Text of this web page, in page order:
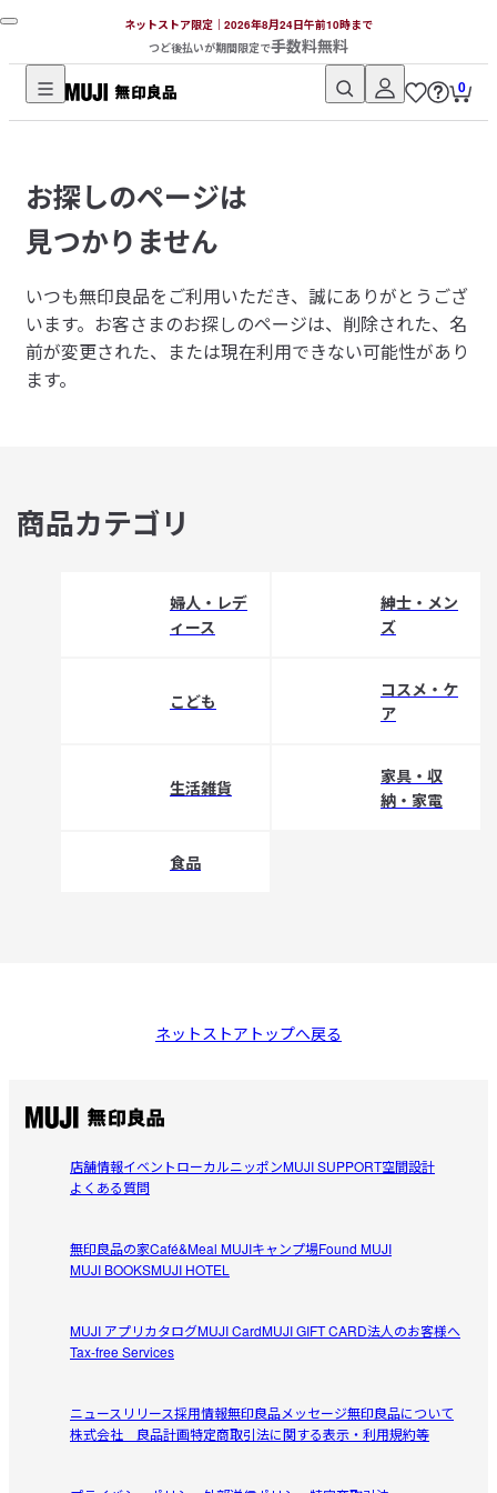
ネットストア限定｜2026年8月24日午前10時まで
つど後払いが期間限定で手数料無料
無
品
ネ
ッ
ト
ス
ト
ア
0
お探しのページは
見つかりません
いつも無印良品をご利用いただき、誠にありがとうござ
います。 お客さまのお探しのページは、削除された、名
前が変更された、または現在利用できない可能性があり
ます。
商品カテゴリ
婦人・レデ
ィース
紳士・メン
ズ
こども
コスメ・ケ
ア
生活雑貨
家具・収
納・家電
食品
ネットストアトップへ戻る
店舗情報イベントローカルニッポンMUJI SUPPORT空間設計
よくある質問
無印良品の家Café&Meal MUJIキャンプ場Found MUJI
MUJI BOOKSMUJI HOTEL
MUJI アプリカタログMUJI CardMUJI GIFT CARD法人のお客様へ
Tax-free Services
ニュースリリース採用情報無印良品メッセージ無印良品について
株式会社 良品計画特定商取引法に関する表示・利用規約等